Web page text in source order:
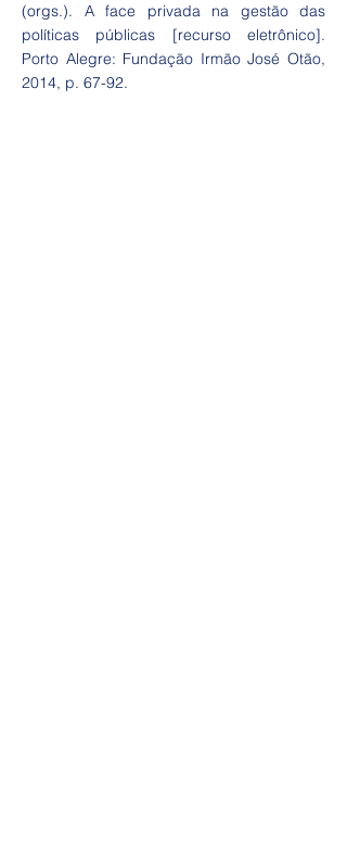
(orgs.). A face privada na gestão das
políticas públicas [recurso eletrônico].
Porto Alegre: Fundação Irmão José Otão,
2014, p. 67-92.